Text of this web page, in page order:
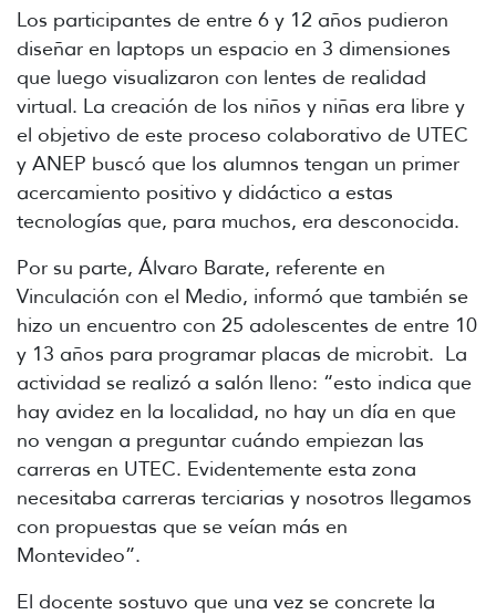
Los participantes de entre 6 y 12 años pudieron
diseñar en laptops un espacio en 3 dimensiones
que luego visualizaron con lentes de realidad
virtual. La creación de los niños y niñas era libre y
el objetivo de este proceso colaborativo de UTEC
y ANEP buscó que los alumnos tengan un primer
acercamiento positivo y didáctico a estas
tecnologías que, para muchos, era desconocida.
Por su parte, Álvaro Barate, referente en
Vinculación con el Medio, informó que también se
hizo un encuentro con 25 adolescentes de entre 10
y 13 años para programar placas de microbit. La
actividad se realizó a salón lleno: “esto indica que
hay avidez en la localidad, no hay un día en que
no vengan a preguntar cuándo empiezan las
carreras en UTEC. Evidentemente esta zona
necesitaba carreras terciarias y nosotros llegamos
con propuestas que se veían más en
Montevideo”.
El docente sostuvo que una vez se concrete la